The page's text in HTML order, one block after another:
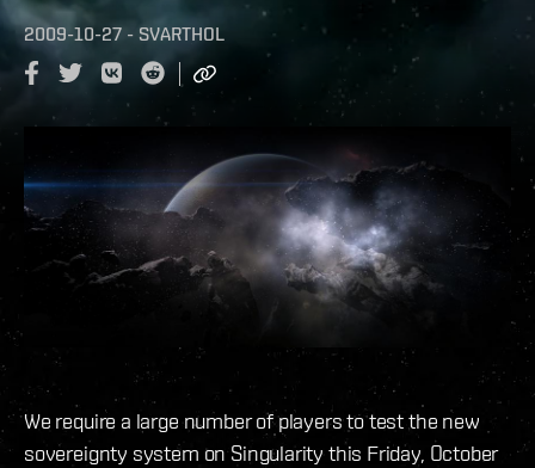
2009-10-27 - SVARTHOL
We require a large number of players to test the new
sovereignty system on Singularity this Friday, October